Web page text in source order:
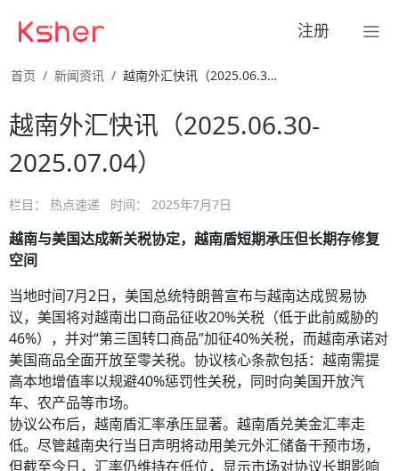
注册
首页 新闻资讯 越南外汇快讯（2025.06.30-2025.07.04）
越南外汇快讯（2025.06.30-
2025.07.04）
栏目： 热点速递 时间： 2025年7月7日
越南与美国达成新关税协定，越南盾短期承压但长期存修复
空间
当地时间7月2日，美国总统特朗普宣布与越南达成贸易协
议，美国将对越南出口商品征收20%关税（低于此前威胁的
46%），并对“第三国转口商品”加征40%关税，而越南承诺对
美国商品全面开放至零关税。协议核心条款包括：越南需提
高本地增值率以规避40%惩罚性关税，同时向美国开放汽
车、农产品等市场。
协议公布后，越南盾汇率承压显著。越南盾兑美金汇率走
低。尽管越南央行当日声明将动用美元外汇储备干预市场，
但截至今日，汇率仍维持在低位，显示市场对协议长期影响